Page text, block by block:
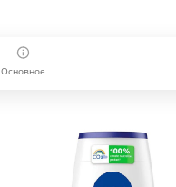
Основное